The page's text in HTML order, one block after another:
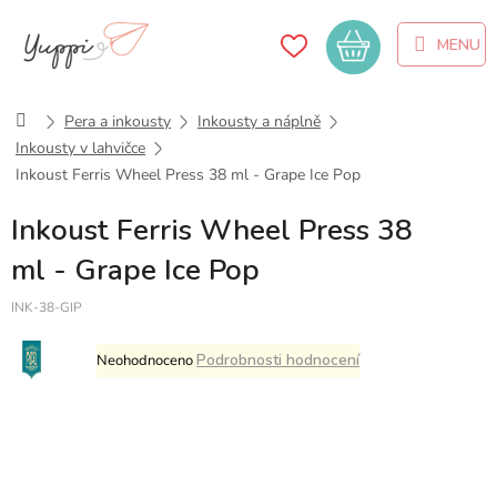
obsah
Nákupní
košík
DomůPera a inkousty
Inkousty a náplně
Inkousty v lahvičce
Inkoust Ferris Wheel Press 38 ml - Grape Ice Pop
Inkoust Ferris Wheel Press 38
ml - Grape Ice Pop
INK-38-GIP
Průměrné
hodnocení
NeohodnocenoPodrobnosti hodnocení